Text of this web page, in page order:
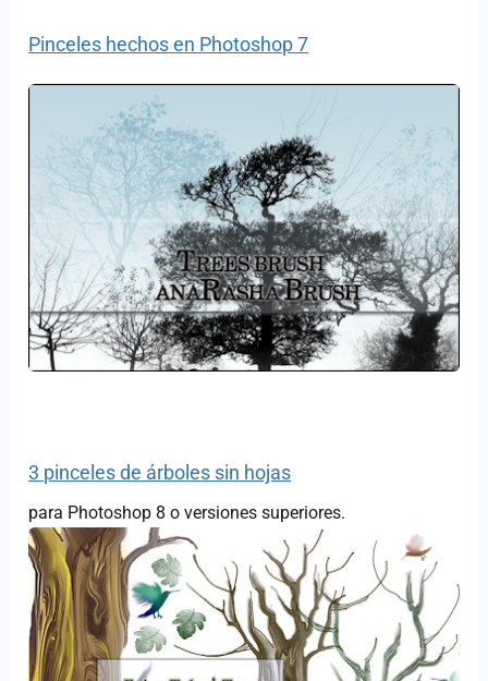
Pinceles hechos en Photoshop 7
3 pinceles de árboles sin hojas
para Photoshop 8 o versiones superiores.